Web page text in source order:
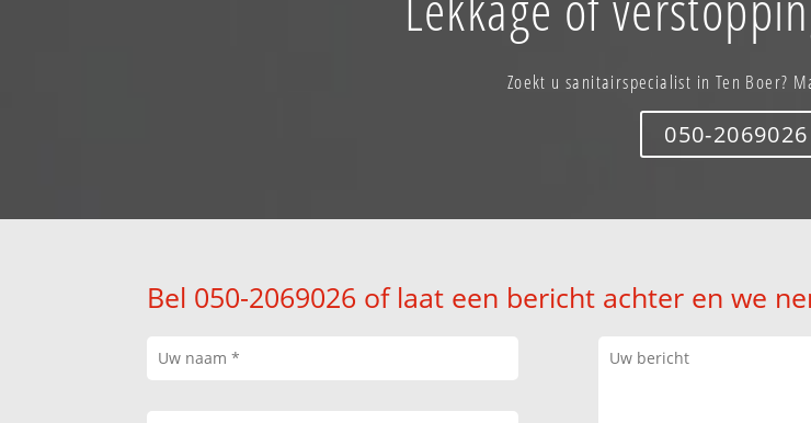
Zoekt u sanitairspecialist in Ten Boer?
050-2069026
Bel 050-2069026 of laat een bericht achter en we